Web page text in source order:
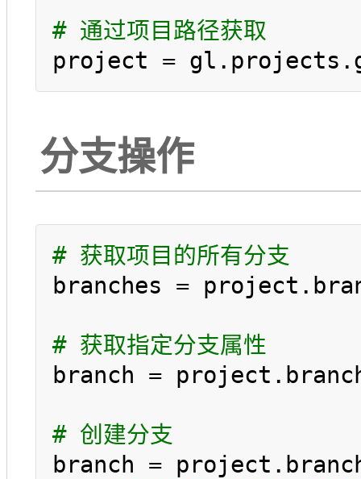
# 通过项目路径获取
project =
分支操作
# 获取项目的所有分支
branches =
# 获取指定分支属性
branch =
# 创建分支
branch =